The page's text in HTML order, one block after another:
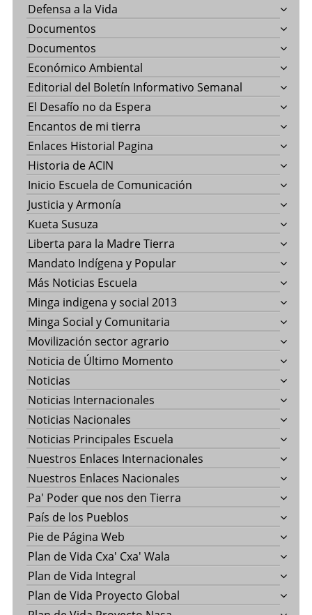
Defensa a la Vida
Documentos
Documentos
Económico Ambiental
Editorial del Boletín Informativo Semanal
El Desafío no da Espera
Encantos de mi tierra
Enlaces Historial Pagina
Historia de ACIN
Inicio Escuela de Comunicación
Justicia y Armonía
Kueta Susuza
Liberta para la Madre Tierra
Mandato Indígena y Popular
Más Noticias Escuela
Minga indigena y social 2013
Minga Social y Comunitaria
Movilización sector agrario
Noticia de Último Momento
Noticias
Noticias Internacionales
Noticias Nacionales
Noticias Principales Escuela
Nuestros Enlaces Internacionales
Nuestros Enlaces Nacionales
Pa' Poder que nos den Tierra
País de los Pueblos
Pie de Página Web
Plan de Vida Cxa' Cxa' Wala
Plan de Vida Integral
Plan de Vida Proyecto Global